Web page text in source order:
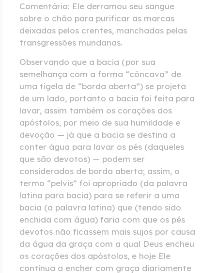
Comentário: Ele derramou seu sangue
sobre o chão para purificar as marcas
deixadas pelos crentes, manchadas pelas
transgressões mundanas.
Observando que a bacia (por sua
semelhança com a forma “côncava” de
uma tigela de “borda aberta”) se projeta
de um lado, portanto a bacia foi feita para
lavar, assim também os corações dos
apóstolos, por meio de sua humildade e
devoção — já que a bacia se destina a
conter água para lavar os pés (daqueles
que são devotos) — podem ser
considerados de borda aberta; assim, o
termo “pelvis” foi apropriado (da palavra
latina para bacia) para se referir a uma
bacia (a palavra latina) que (tendo sido
enchida com água) faria com que os pés
devotos não ficassem mais sujos por causa
da água da graça com a qual Deus encheu
os corações dos apóstolos, e hoje Ele
continua a encher com graça diariamente